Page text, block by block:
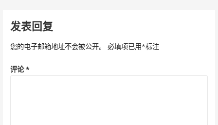
导
航
发表回复
您的电子邮箱地址不会被公开。 必填项已用*标注
评论*